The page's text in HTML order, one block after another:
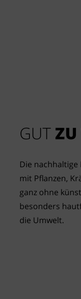
GUT ZU
Die
mit Pflanzen,
ganz ohne
besonders
die Umwelt.